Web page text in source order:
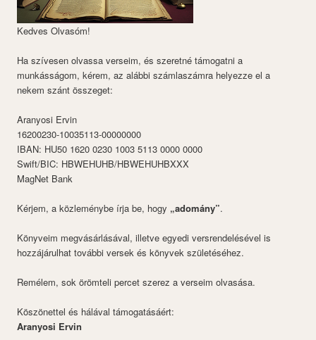
Kedves Olvasóm!
Ha szívesen olvassa verseim, és szeretné támogatni a
munkásságom, kérem, az alábbi számlaszámra helyezze el a
nekem szánt összeget:
Aranyosi Ervin
16200230-10035113-00000000
IBAN: HU50 1620 0230 1003 5113 0000 0000
Swift/BIC: HBWEHUHB/HBWEHUHBXXX
MagNet Bank
Kérjem, a közleménybe írja be, hogy „adomány”.
Könyveim megvásárlásával, illetve egyedi versrendelésével is
hozzájárulhat további versek és könyvek születéséhez.
Remélem, sok örömteli percet szerez a verseim olvasása.
Köszönettel és hálával támogatásáért:
Aranyosi Ervin